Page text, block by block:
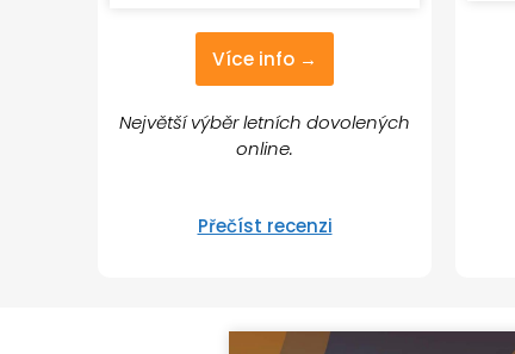
Více info →
Největší výběr letních dovolených
online.
Přečíst recenzi